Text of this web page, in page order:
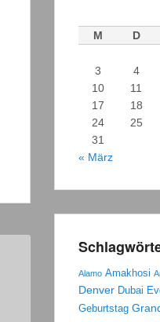
M D
3
4
10
11
17
18
24
25
31
« März
Alamo Amakhosi
Denver Dubai
Geburtstag